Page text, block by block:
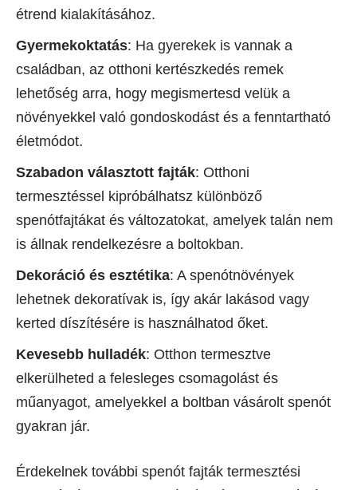
étrend kialakításához.
Gyermekoktatás: Ha gyerekek is vannak a
családban, az otthoni kertészkedés remek
lehetőség arra, hogy megismertesd velük a
növényekkel való gondoskodást és a fenntartható
életmódot.
Szabadon választott fajták: Otthoni
termesztéssel kipróbálhatsz különböző
spenótfajtákat és változatokat, amelyek talán nem
is állnak rendelkezésre a boltokban.
Dekoráció és esztétika: A spenótnövények
lehetnek dekoratívak is, így akár lakásod vagy
kerted díszítésére is használhatod őket.
Kevesebb hulladék: Otthon termesztve
elkerülheted a felesleges csomagolást és
műanyagot, amelyekkel a boltban vásárolt spenót
gyakran jár.
Érdekelnek további spenót fajták termesztési